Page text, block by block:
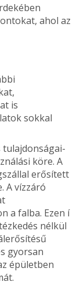
ahol az
is
sokkal
tulajdonságai­
köre. A
erősített
A vízzáró
a falba. Ezen í
nélkül
gyorsan
épületben